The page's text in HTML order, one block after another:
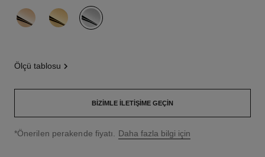
varyant (3)
ölçü tablosu
BIZIMLE İLETIŞIME GEÇIN
↩
*Önerilen perakende fiyatı. Daha fazla bilgi için